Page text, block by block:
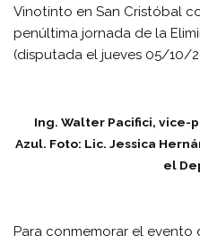
Vinotinto en San Cristóbal
penúltima jornada de la
(disputada el jueves 05/10/
Ing. Walter Pacifici,
Azul. Foto: Lic. Jessica
el
Para conmemorar el evento